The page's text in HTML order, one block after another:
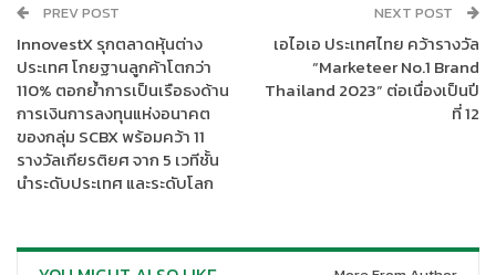
PREV POST
InnovestX รุกตลาดหุ้นต่าง
ประเทศ โกยฐานลูกค้าโตกว่า
110% ตอกย้ำการเป็นเรือธงด้าน
การเงินการลงทุนแห่งอนาคต
ของกลุ่ม SCBX พร้อมคว้า 11
รางวัลเกียรติยศ จาก 5 เวทีชั้น
นำระดับประเทศ และระดับโลก
NEXT POST
เอไอเอ ประเทศไทย คว้ารางวัล
“Marketeer No.1 Brand
Thailand 2023” ต่อเนื่องเป็นปี
ที่ 12